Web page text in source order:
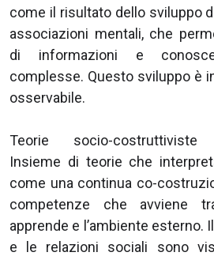
come il risultato dello sviluppo
associazioni mentali, che
di informazioni e
complesse. Questo sviluppo è
osservabile.
Teorie socio-costruttiviste
Insieme di teorie che
come una continua co-
competenze che avviene
apprende e l’ambiente esterno.
e le relazioni sociali sono